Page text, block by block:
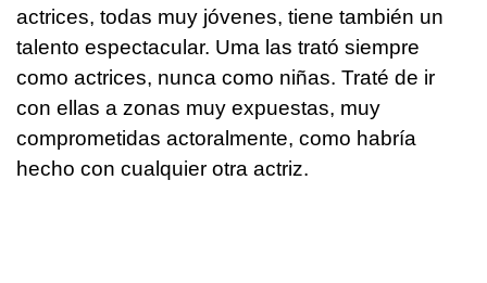
actrices, todas muy jóvenes, tiene también un
talento espectacular. Uma las trató siempre
como actrices, nunca como niñas. Traté de ir
con ellas a zonas muy expuestas, muy
comprometidas actoralmente, como habría
hecho con cualquier otra actriz.